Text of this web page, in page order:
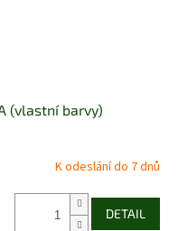
(vlastní barvy)
K odeslání do 7 dnů
DETAIL